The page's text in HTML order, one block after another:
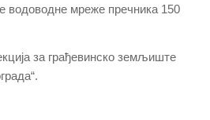
водоводне мреже пречника 150
за грађевинско земљиште